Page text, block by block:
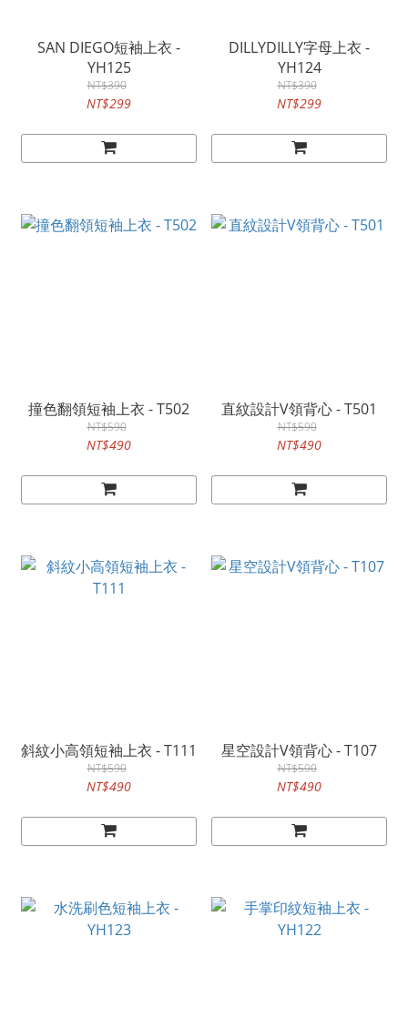
SAN DIEGO短袖上衣 -
YH125
NT$390
NT$299
DILLYDILLY字母上衣 -
YH124
NT$390
NT$299
撞色翻領短袖上衣 - T502
NT$590
NT$490
直紋設計V領背心 - T501
NT$590
NT$490
斜紋小高領短袖上衣 - T111
NT$590
NT$490
星空設計V領背心 - T107
NT$590
NT$490